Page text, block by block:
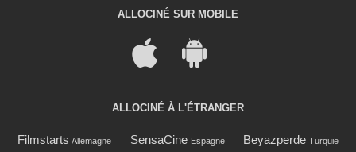
ALLOCINÉ SUR MOBILE
ALLOCINÉ À L'ÉTRANGER
Filmstarts Allemagne SensaCine Espagne Beyazperde Turquie